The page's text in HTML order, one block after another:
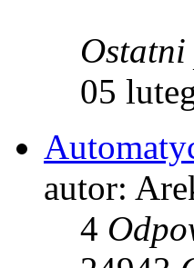
Ostatni
05
autor:
4